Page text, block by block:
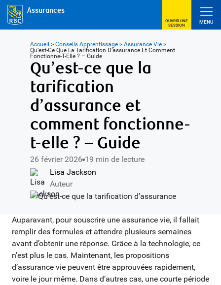
Assurances
OUVRIR UNE
SESSION
MENU
Accueil > Conseils Apprentissage> Assurance Vie>
Qu’est-Ce Que La Tarification D’assurance Et Comment
Fonctionne-T-Elle ? – Guide
Qu’est-ce que la
tarification
d’assurance et
comment fonctionne-
t-elle ? – Guide
26 février 2026 19 min de lecture
Lisa Jackson
Auteur
Auparavant, pour souscrire une assurance vie, il fallait
remplir des formules et attendre plusieurs semaines
avant d’obtenir une réponse. Grâce à la technologie, ce
n’est plus le cas. Maintenant, les propositions
d’assurance vie peuvent être approuvées rapidement,
voire le jour même. Dans d’autres cas, une courte période